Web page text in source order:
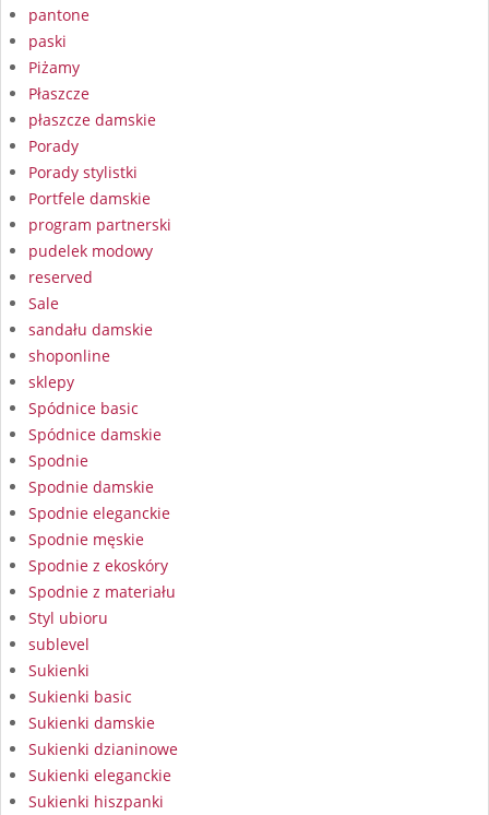
pantone
paski
Piżamy
Płaszcze
płaszcze damskie
Porady
Porady stylistki
Portfele damskie
program partnerski
pudelek modowy
reserved
Sale
sandału damskie
shoponline
sklepy
Spódnice basic
Spódnice damskie
Spodnie
Spodnie damskie
Spodnie eleganckie
Spodnie męskie
Spodnie z ekoskóry
Spodnie z materiału
Styl ubioru
sublevel
Sukienki
Sukienki basic
Sukienki damskie
Sukienki dzianinowe
Sukienki eleganckie
Sukienki hiszpanki